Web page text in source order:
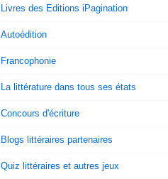
Livres des Editions iPagination
Autoédition
Francophonie
La littérature dans tous ses états
Concours d'écriture
Blogs littéraires partenaires
Quiz littéraires et autres jeux